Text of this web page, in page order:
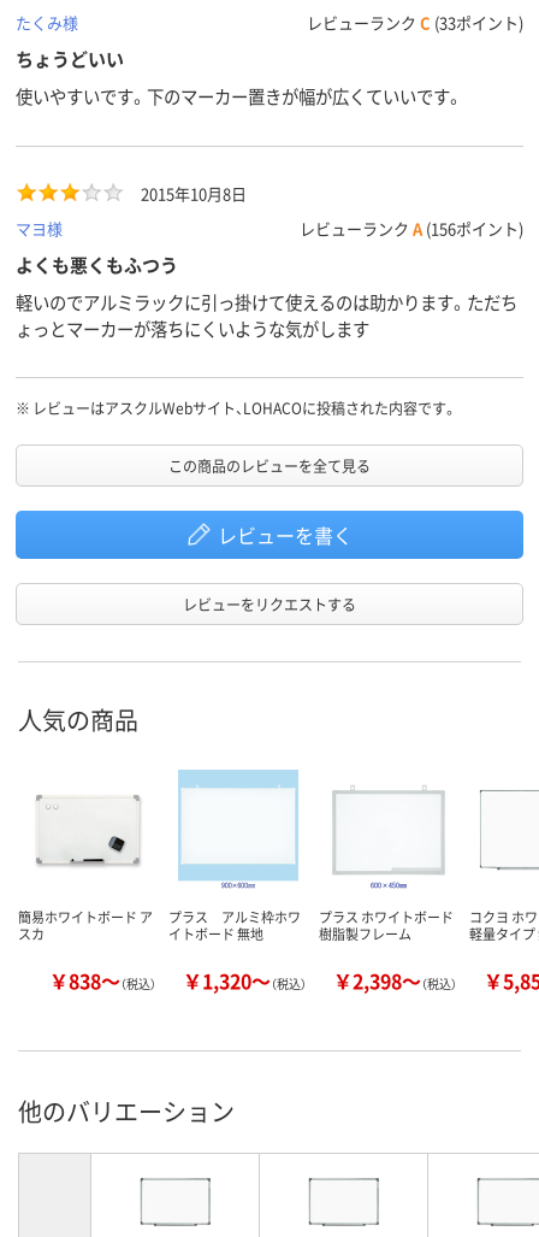
たくみ様
レビューランク C (33ポイント)
ちょうどいい
使いやすいです。下のマーカー置きが幅が広くていいです。
2015年10月8日
マヨ様
レビューランク A (156ポイント)
よくも悪くもふつう
軽いのでアルミラックに引っ掛けて使えるのは助かります。ただち
ょっとマーカーが落ちにくいような気がします
※ レビューはアスクルWebサイト、LOHACOに投稿された内容です。
この商品のレビューを全て見る
レビューを書く
レビューをリクエストする
人気の商品
簡易ホワイトボード ア
スカ
￥838～（税込）
プラス アルミ枠ホワ
イトボード 無地
￥1,320～（税込）
プラス ホワイトボード
樹脂製フレーム
￥2,398～（税込）
コクヨ ホ
軽量タイプ
￥
他のバリエーション